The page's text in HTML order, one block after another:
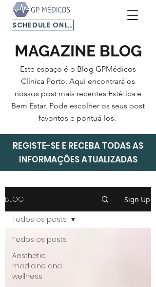
SCHEDULE ONLINE
MAGAZINE BLOG
Este espaço é o Blog GPMédicos
Clínica Porto. Aqui encontrará os
nossos post mais recentes Estética e
Bem Estar. Pode escolher os seus post
favoritos e pontuá-los.
REGISTE-SE E RECEBA TODAS AS
INFORMAÇÕES ATUALIZADAS
BLOG Sign Up
Todos os posts
Aesthetic
medicine and
wellness
Todos os posts